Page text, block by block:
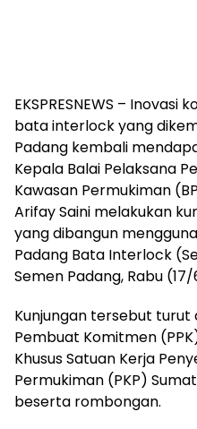
EKSPRESNEWS –
bata interlock yang
Padang kembali
Kepala Balai Pelaksana
Kawasan Permukiman
Arifay Saini melakukan
yang dibangun
Padang Bata Interlock
Semen Padang, Rabu
Kunjungan tersebut turut
Pembuat Komitmen
Khusus Satuan Kerja
Permukiman (PKP)
beserta rombongan.